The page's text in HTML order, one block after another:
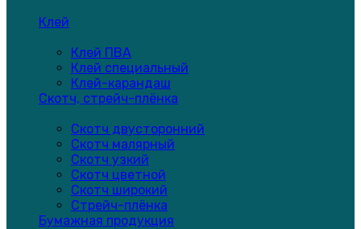
Клей
Клей ПВА
Клей специальный
Клей-карандаш
Скотч, стрейч-плёнка
Скотч двусторонний
Скотч малярный
Скотч узкий
Скотч цветной
Скотч широкий
Стрейч-плёнка
Бумажная продукция